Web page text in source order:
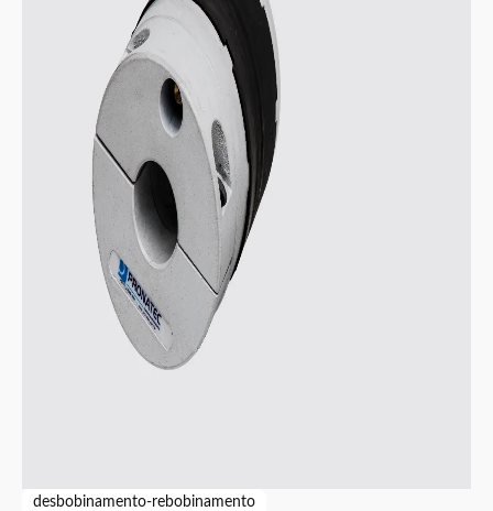
desbobinamento-rebobinamento